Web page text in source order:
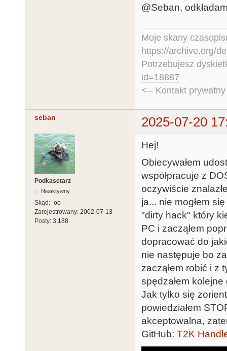
@Seban,
Moje skany
https://archive.org/
Potrzebujesz
id=18887
<-- Kontakt
seban 2025-07-20
Podkasetarz
Nieaktywny
Skąd: -oo
Zarejestrowany: 2002-07-13
Posty: 3,188
Hej!
Obiecywałem
współpracuje z
oczywiście
ja... nie mogłem
"dirty hack" który
PC i zacząłem
dopracować do
nie następuje bo
zacząłem robić i z
spędzałem
Jak tylko się
powiedziałem
akceptowalna,
GitHub: T2K